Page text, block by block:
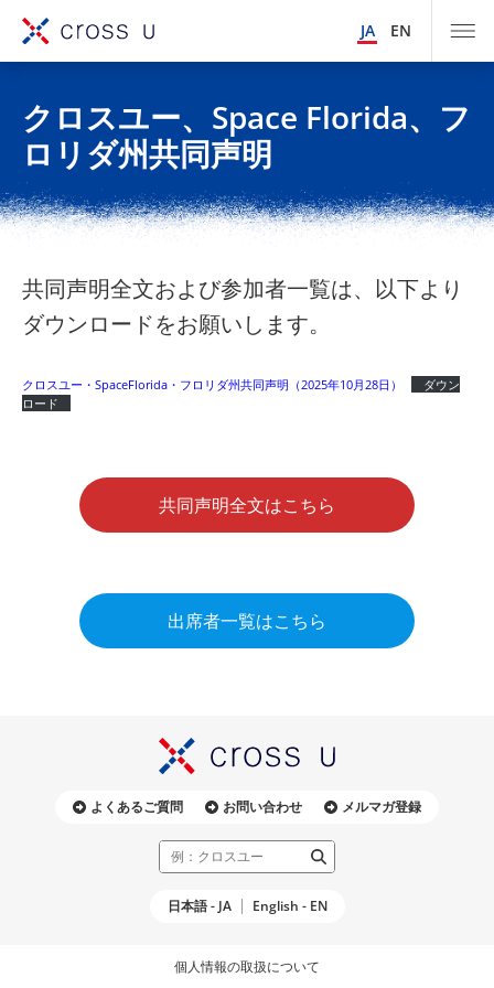
JA EN
クロスユー、Space Florida、フ
ロリダ州共同声明
共同声明全文および参加者一覧は、以下より
ダウンロードをお願いします。
クロスユー・SpaceFlorida・フロリダ州共同声明（2025年10月28日）
ダウン
ロード
共同声明全文はこちら
出席者一覧はこちら
よくあるご質問 お問い合わせ メルマガ登録
日本語 - JA English - EN
個人情報の取扱について